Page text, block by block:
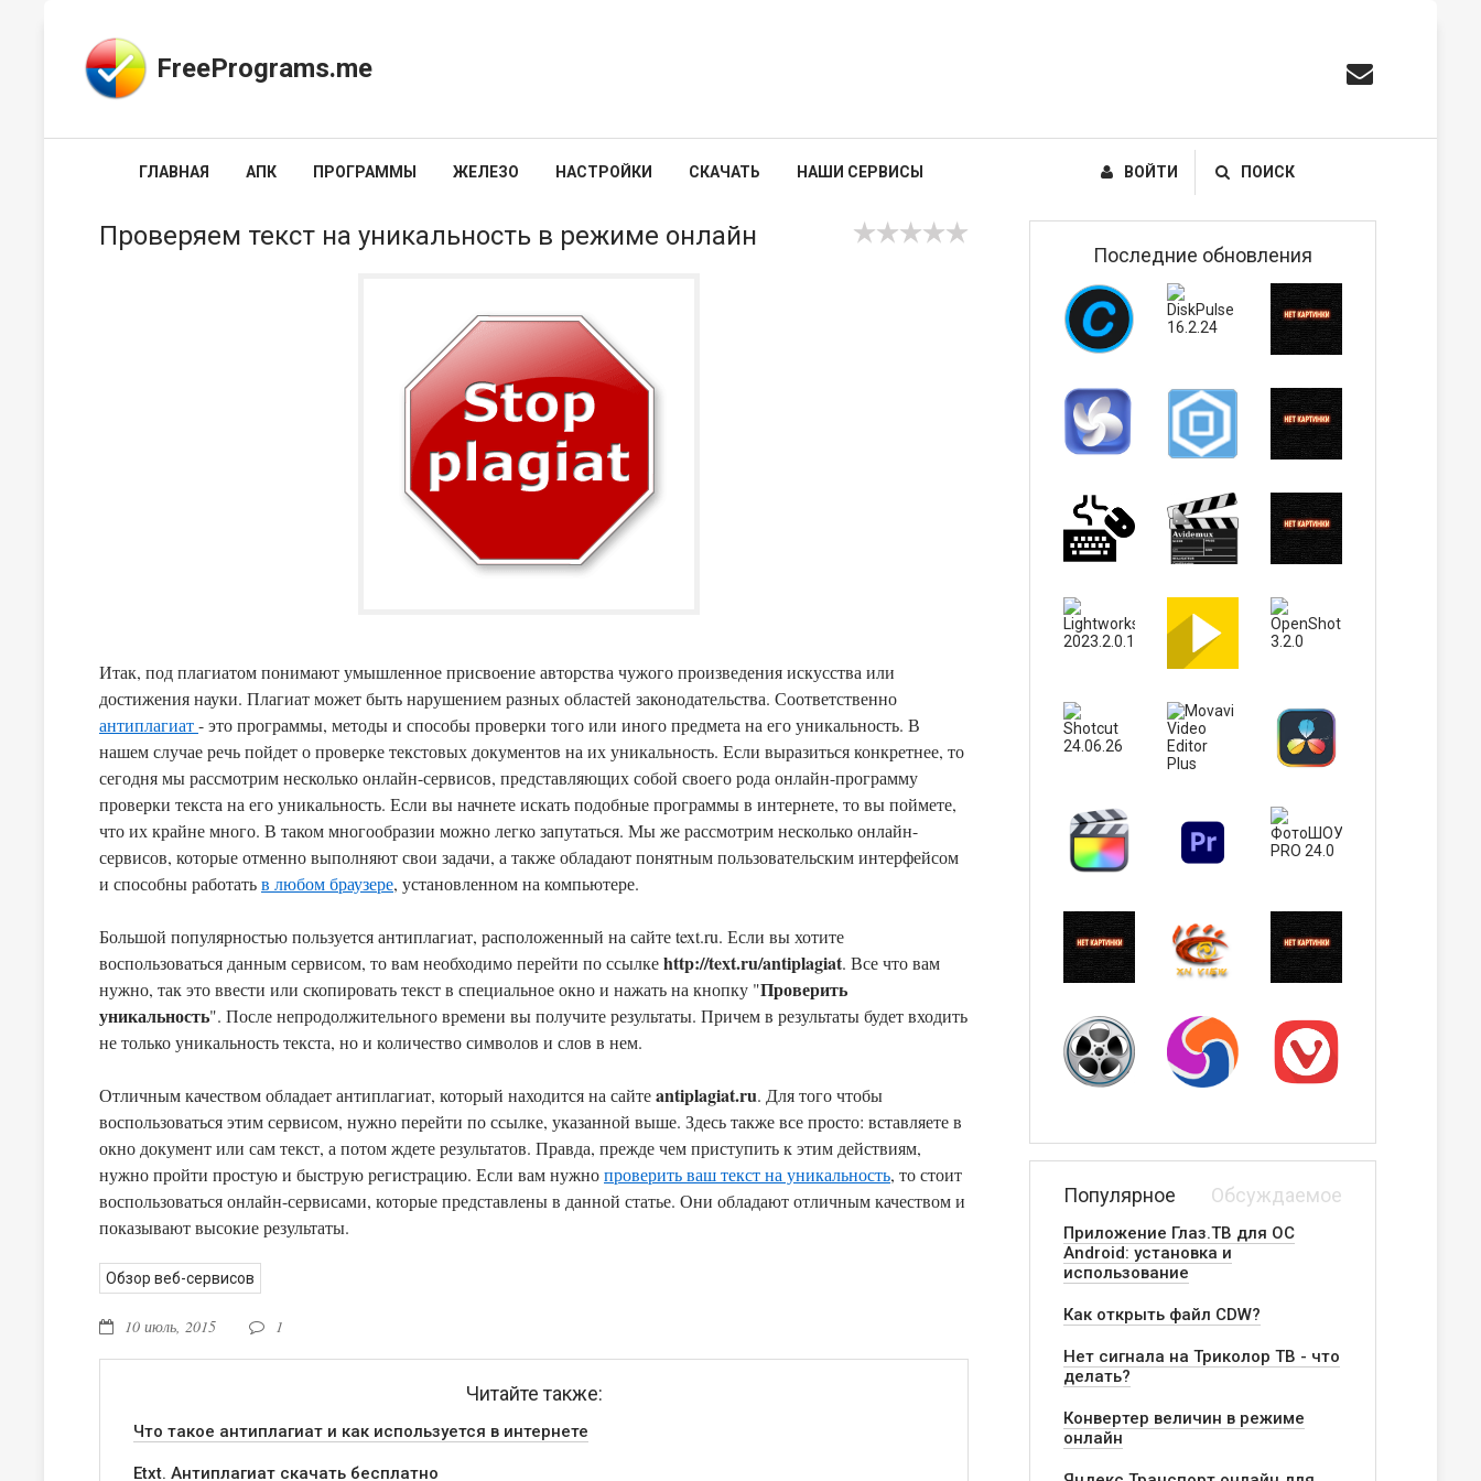
FreePrograms.me
ГЛАВНАЯ АПК ПРОГРАММЫ ЖЕЛЕЗО НАСТРОЙКИ СКАЧАТЬ НАШИ СЕРВИСЫ ВОЙТИ ПОИСК
Проверяем текст на уникальность в режиме онлайн
Итак, под плагиатом понимают умышленное присвоение авторства чужого произведения искусства или
достижения науки. Плагиат может быть нарушением разных областей законодательства. Соответственно
антиплагиат- это программы, методы и способы проверки того или иного предмета на его уникальность. В
нашем случае речь пойдет о проверке текстовых документов на их уникальность. Если выразиться конкретнее, то
сегодня мы рассмотрим несколько онлайн-сервисов, представляющих собой своего рода онлайн-программу
проверки текста на его уникальность. Если вы начнете искать подобные программы в интернете, то вы поймете,
что их крайне много. В таком многообразии можно легко запутаться. Мы же рассмотрим несколько онлайн-
сервисов, которые отменно выполняют свои задачи, а также обладают понятным пользовательским интерфейсом
и способны работатьв любом браузере, установленном на компьютере.
Большой популярностью пользуется антиплагиат, расположенный на сайте text.ru. Если вы хотите
воспользоваться данным сервисом, то вам необходимо перейти по ссылкеhttp://text.ru/antiplagiat. Все что вам
нужно, так это ввести или скопировать текст в специальное окно и нажать на кнопку "Проверить
уникальность". После непродолжительного времени вы получите результаты. Причем в результаты будет входить
не только уникальность текста, но и количество символов и слов в нем.
Отличным качеством обладает антиплагиат, который находится на сайтеantiplagiat.ru. Для того чтобы
воспользоваться этим сервисом, нужно перейти по ссылке, указанной выше. Здесь также все просто: вставляете в
окно документ или сам текст, а потом ждете результатов. Правда, прежде чем приступить к этим действиям,
нужно пройти простую и быструю регистрацию. Если вам нужнопроверить ваш текст на уникальность, то стоит
воспользоваться онлайн-сервисами, которые представлены в данной статье. Они обладают отличным качеством и
показывают высокие результаты.
Обзор веб-сервисов
10 июль, 2015 1
Читайте также:
Что такое антиплагиат и как используется в интернете
Etxt. Антиплагиат скачать бесплатно
Последние обновления
Популярное Обсуждаемое
Приложение Глаз.ТВ для ОС
Android: установка и
использование
Как открыть файл CDW?
Нет сигнала на Триколор ТВ - что
делать?
Конвертер величин в режиме
онлайн